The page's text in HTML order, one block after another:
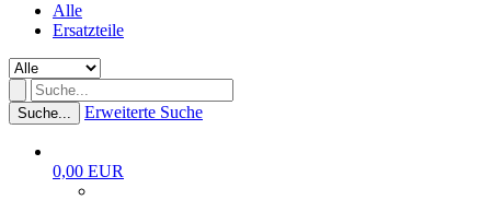
Alle
Ersatzteile
Suche... Erweiterte Suche
0,00 EUR